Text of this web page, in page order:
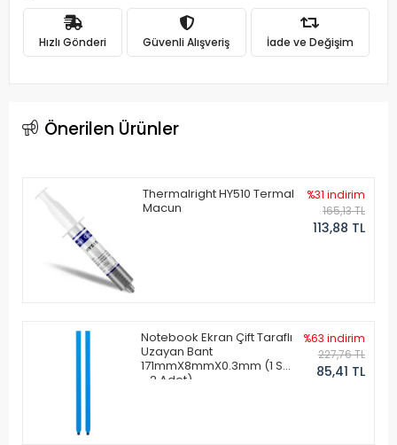
Hızlı Gönderi Güvenli Alışveriş İade ve Değişim
Önerilen Ürünler
Thermalright HY510 Termal
Macun
%31 indirim
165,13 TL
113,88 TL
Notebook Ekran Çift Taraflı
Uzayan Bant
171mmX8mmX0.3mm (1 Set
- 2 Adet)
%63 indirim
227,76 TL
85,41 TL